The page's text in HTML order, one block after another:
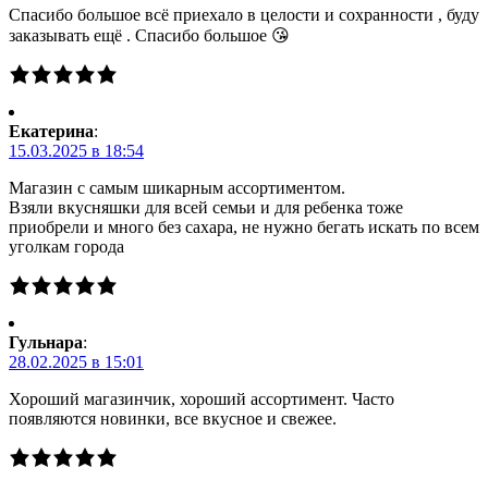
Спасибо большое всё приехало в целости и сохранности , буду
заказывать ещё . Спасибо большое 😘
Екатерина:
15.03.2025 в 18:54
Магазин с самым шикарным ассортиментом.
Взяли вкусняшки для всей семьи и для ребенка тоже
приобрели и много без сахара, не нужно бегать искать по всем
уголкам города
Гульнара:
28.02.2025 в 15:01
Хороший магазинчик, хороший ассортимент. Часто
появляются новинки, все вкусное и свежее.